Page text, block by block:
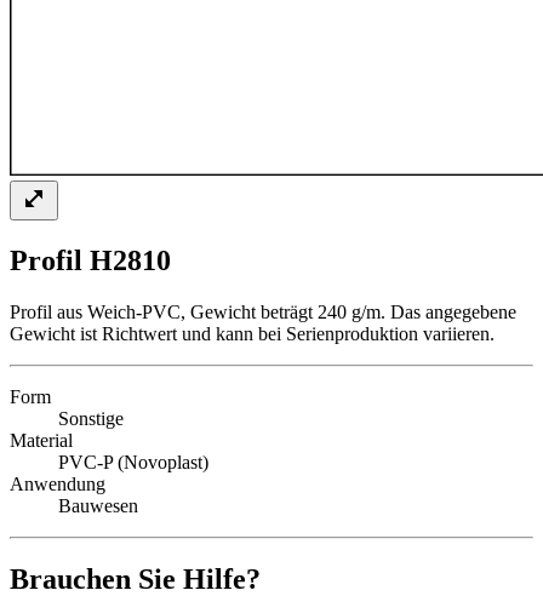
Profil H2810
Profil aus Weich-PVC, Gewicht beträgt 240 g/m. Das angegebene
Gewicht ist Richtwert und kann bei Serienproduktion variieren.
Form
Sonstige
Material
PVC-P (Novoplast)
Anwendung
Bauwesen
Brauchen Sie Hilfe?